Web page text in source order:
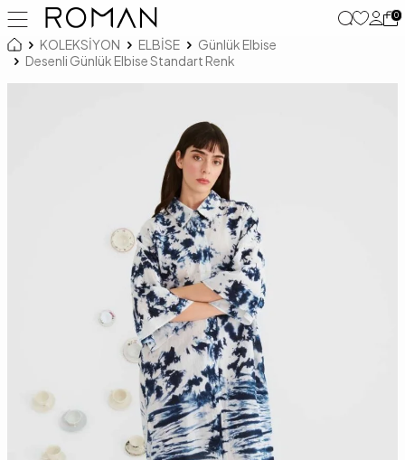
0
KOLEKSİYON ELBİSE
Günlük Elbise
Desenli Günlük Elbise Standart Renk